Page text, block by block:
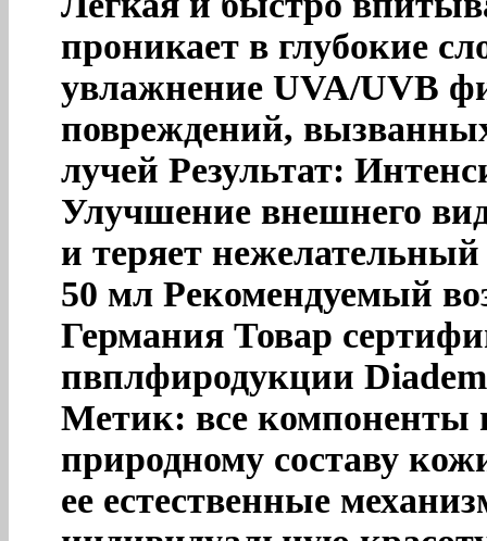
проникает в глубокие
увлажнение UVA/UVB
повреждений,
лучей Результат:
Улучшение внешнего
и теряет
50 мл Рекомендуемый
Германия Товар
пвплфиродукции
Метик: все компоненты
природному составу
ее естественные